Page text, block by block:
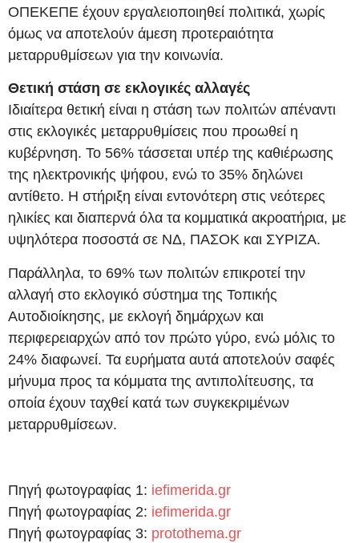
ΟΠΕΚΕΠΕ έχουν εργαλειοποιηθεί πολιτικά, χωρίς
όμως να αποτελούν άμεση προτεραιότητα
μεταρρυθμίσεων για την κοινωνία.
Θετική στάση σε εκλογικές αλλαγές
Ιδιαίτερα θετική είναι η στάση των πολιτών απέναντι
στις εκλογικές μεταρρυθμίσεις που προωθεί η
κυβέρνηση. Το 56% τάσσεται υπέρ της καθιέρωσης
της ηλεκτρονικής ψήφου, ενώ το 35% δηλώνει
αντίθετο. Η στήριξη είναι εντονότερη στις νεότερες
ηλικίες και διαπερνά όλα τα κομματικά ακροατήρια, με
υψηλότερα ποσοστά σε ΝΔ, ΠΑΣΟΚ και ΣΥΡΙΖΑ.
Παράλληλα, το 69% των πολιτών επικροτεί την
αλλαγή στο εκλογικό σύστημα της Τοπικής
Αυτοδιοίκησης, με εκλογή δημάρχων και
περιφερειαρχών από τον πρώτο γύρο, ενώ μόλις το
24% διαφωνεί. Τα ευρήματα αυτά αποτελούν σαφές
μήνυμα προς τα κόμματα της αντιπολίτευσης, τα
οποία έχουν ταχθεί κατά των συγκεκριμένων
μεταρρυθμίσεων.
Πηγή φωτογραφίας 1: iefimerida.gr
Πηγή φωτογραφίας 2: iefimerida.gr
Πηγή φωτογραφίας 3: protothema.gr